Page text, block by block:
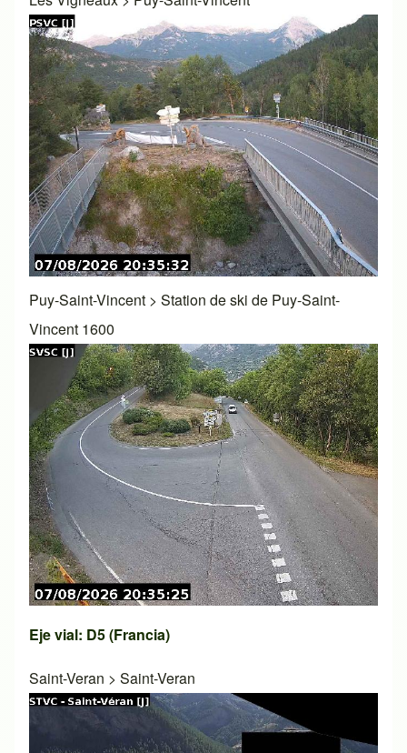
Puy-Saint-Vincent > Station de ski de Puy-Saint-
Vincent 1600
Eje vial: D5 (Francia)
Saint-Veran > Saint-Veran